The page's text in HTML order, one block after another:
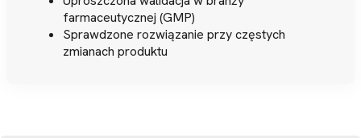
farmaceutycznej (GMP)
Sprawdzone rozwiązanie przy częstych
zmianach produktu